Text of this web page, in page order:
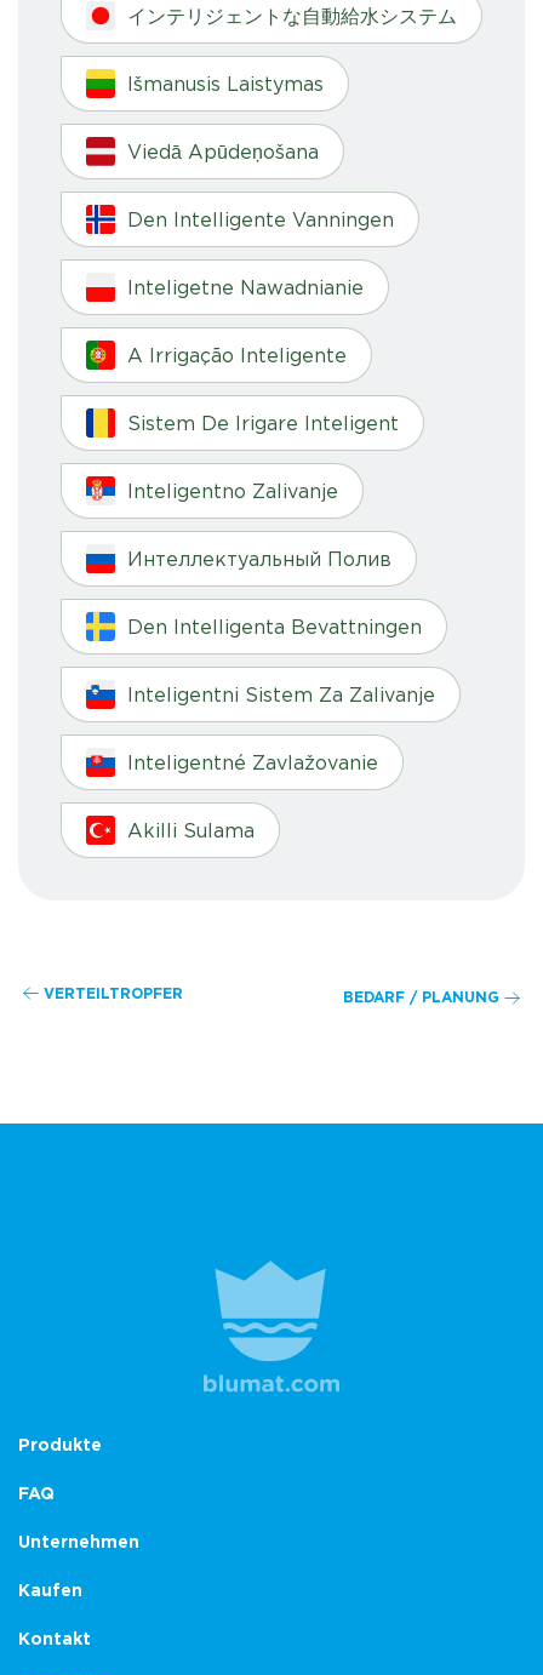
インテリジェントな自動給水システム
Išmanusis Laistymas
Viedā Apūdeņošana
Den Intelligente Vanningen
Inteligetne Nawadnianie
A Irrigação Inteligente
Sistem De Irigare Inteligent
Inteligentno Zalivanje
Интеллектуальный Полив
Den Intelligenta Bevattningen
Inteligentni Sistem Za Zalivanje
Inteligentné Zavlažovanie
Akilli Sulama
VERTEILTROPFER BEDARF / PLANUNG
Produkte
FAQ
Unternehmen
Kaufen
Kontakt